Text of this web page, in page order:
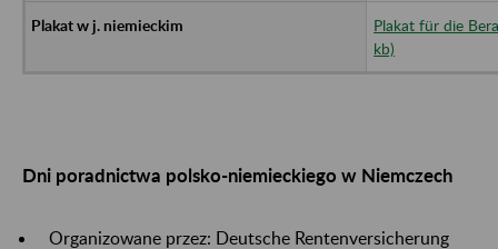
Plakat für die
kb)
Dni poradnictwa polsko-niemieckiego w Niemczech
Organizowane przez: Deutsche Rentenversicherung